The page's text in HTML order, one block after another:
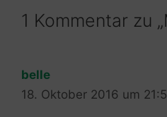
1 Kommentar zu
belle
18. Oktober 2016 um